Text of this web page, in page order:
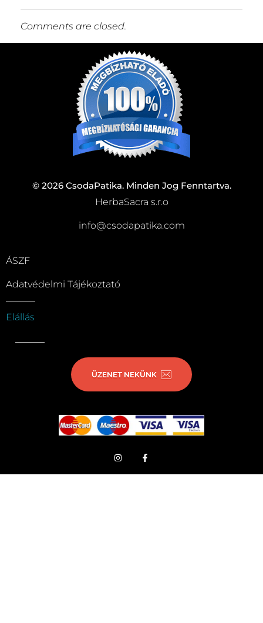
Comments are closed.
© 2026 CsodaPatika. Minden Jog Fenntartva.
HerbaSacra s.r.o
info@csodapatika.com
ÁSZF
Adatvédelmi Tájékoztató
Elállás
ÜZENET NEKÜNK